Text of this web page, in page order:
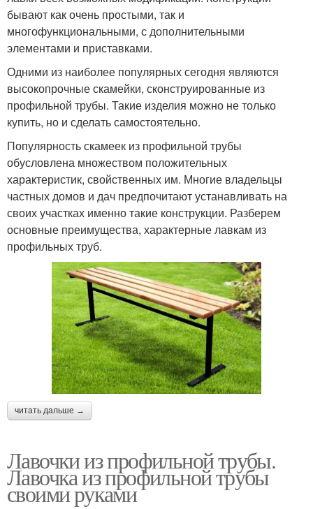
бывают как очень простыми, так и
многофункциональными, с дополнительными
элементами и приставками.
Одними из наиболее популярных сегодня являются
высокопрочные скамейки, сконструированные из
профильной трубы. Такие изделия можно не только
купить, но и сделать самостоятельно.
Популярность скамеек из профильной трубы
обусловлена множеством положительных
характеристик, свойственных им. Многие владельцы
частных домов и дач предпочитают устанавливать на
своих участках именно такие конструкции. Разберем
основные преимущества, характерные лавкам из
профильных труб.
читать дальше →
Лавочки из профильной трубы.
Лавочка из профильной трубы
своими руками